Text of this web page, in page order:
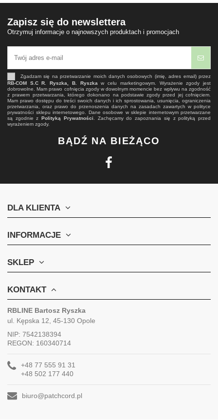
Zapisz się do newslettera
Otrzymuj informacje o najnowszych produktach i promocjach
Zgadzam się na przetwarzanie moich danych osobowych (imię, adres email) przez
RB-COM S.C R. Ryszka, B. Ryszka w celu marketingowym. Wyrażenie zgody jest
dobrowolne. Mam prawo cofnięcia zgody w dowolnym momencie bez wpływu na zgodność
z prawem przetwarzania, którego dokonano na podstawie zgody przed jej cofnięciem.
Mam prawo dostępu do treści swoich danych i ich sprostowania, usunięcia, ograniczenia
przetwarzania, oraz prawo do przenoszenia danych na zasadach zawartych w polityce
prywatności sklepu internetowego. Dane osobowe w sklepie internetowym przetwarzane
są zgodnie zPolityką Prywatności . Zachęcamy do zapoznania się z polityką przed
wyrażeniem zgody.
BĄDŹ NA BIEŻĄCO
DLA KLIENTA
INFORMACJE
SKLEP
KONTAKT
RBLINE Bartosz Ryszka
ul. Kępska 12, 45-130 Opole
NIP: 7542138394
REGON: 160340714
+48 77 555 91 31
+48 502 177 440
biuro@patchcord.pl